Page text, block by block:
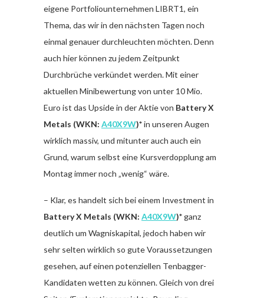
eigene Portfoliounternehmen LIBRT1, ein
Thema, das wir in den nächsten Tagen noch
einmal genauer durchleuchten möchten. Denn
auch hier können zu jedem Zeitpunkt
Durchbrüche verkündet werden. Mit einer
aktuellen Minibewertung von unter 10 Mio.
Euro ist das Upside in der Aktie von Battery X
Metals (WKN: A40X9W)*in unseren Augen
wirklich massiv, und mitunter auch auch ein
Grund, warum selbst eine Kursverdopplung am
Montag immer noch „wenig“ wäre.
– Klar, es handelt sich bei einem Investment in
Battery X Metals (WKN: A40X9W)* ganz
deutlich um Wagniskapital, jedoch haben wir
sehr selten wirklich so gute Voraussetzungen
gesehen, auf einen potenziellen Tenbagger-
Kandidaten wetten zu können. Gleich von drei